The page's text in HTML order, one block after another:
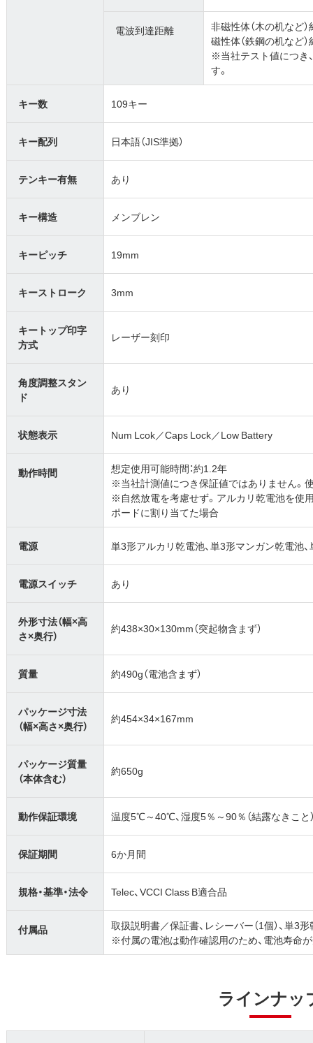
電波到達距離
非磁性体（木の机など
磁性体（鉄鋼の机など
※当社テスト値につき
す。
キー数 109キー
キー配列 日本語（JIS準拠）
テンキー有無 あり
キー構造 メンブレン
キーピッチ 19mm
キーストローク 3mm
キートップ印字
方式
レーザー刻印
角度調整スタン
ド
あり
状態表示 Num Lcok／Caps Lock／Low Battery
動作時間
想定使用可能時間：約1.2年
※当社計測値につき保証値ではありません。
※自然放電を考慮せず。アルカリ乾電池を使
ポードに割り当てた場合
電源 単3形アルカリ乾電池、単3形マンガン乾電池
電源スイッチ あり
外形寸法（幅×高
さ×奥行）
約438×30×130mm（突起物含まず）
質量 約490g（電池含まず）
パッケージ寸法
（幅×高さ×奥行）
約454×34×167mm
パッケージ質量
（本体含む）
約650g
動作保証環境 温度5℃～40℃、湿度5％～90％（結露なきこと
保証期間 6か月間
規格・基準・法令 Telec、VCCI Class B適合品
付属品
取扱説明書／保証書、レシーバー（1個）、単3
※付属の電池は動作確認用のため、電池寿命
ラインナッ